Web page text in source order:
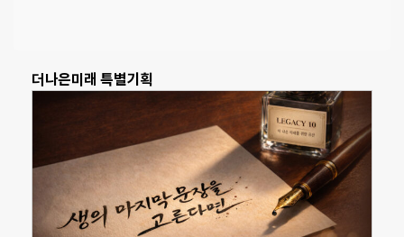
더나은미래 특별기획